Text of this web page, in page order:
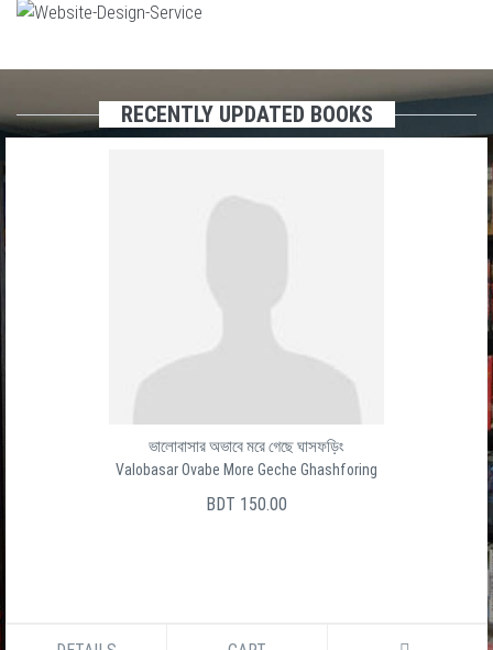
RECENTLY UPDATED BOOKS
ভালোবাসার অভাবে মরে গেছে ঘাসফড়িং
Valobasar Ovabe More Geche Ghashforing
BDT 150.00